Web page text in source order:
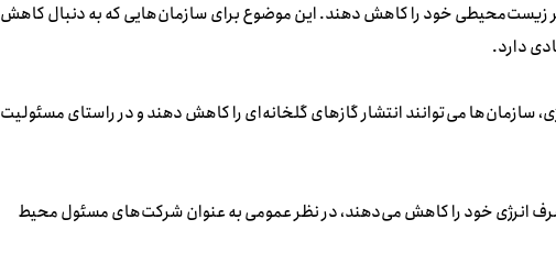
کمک می‌کند تا اثر زیست‌محیطی خود را کاهش دهند. این موضوع برای سازمان‌هایی که به دنبال کاهش
دارد.
سازمان‌ها می‌توانند انتشار گازهای گلخانه‌ای را کاهش دهند و در راستای مسئولیت
انرژی خود را کاهش می‌دهند، در نظر عمومی به عنوان شرکت‌های مسئول محیط